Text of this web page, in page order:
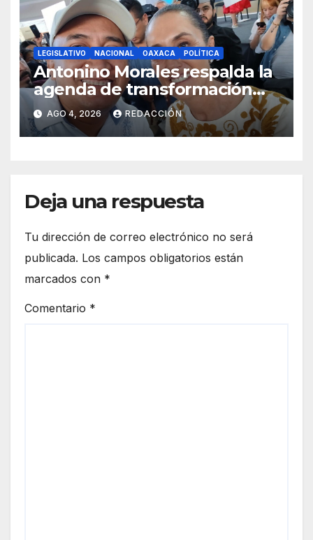
LEGISLATIVO NACIONAL OAXACA POLÍTICA
Antonino Morales respalda la
agenda de transformación
durante gira presidencial por
Oaxaca
AGO 4, 2026 REDACCIÓN
Deja una respuesta
Tu dirección de correo electrónico no será
publicada. Los campos obligatorios están
marcados con *
Comentario *